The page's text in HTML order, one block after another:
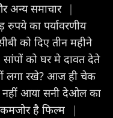
अन्य समाचार |
का पर्यावरणीय
को दिए तीन महीने
को घर मे दावत देते
लगा रखे? आज ही चेक
आया सनी देओल का
है फिल्म
|